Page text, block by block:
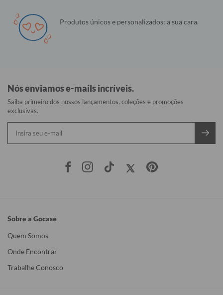
Produtos únicos e personalizados: a sua cara.
Nós enviamos e-mails incríveis.
Saiba primeiro dos nossos lançamentos, coleções e promoções
exclusivas.
Sobre a Gocase
Quem Somos
Onde Encontrar
Trabalhe Conosco